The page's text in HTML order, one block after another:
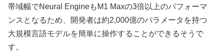
帯域幅でNeural EngineもM1 Maxの3倍以上のパフォーマ
ンスとなるため、開発者は約2,000億のパラメータを持つ
大規模言語モデルを簡単に操作することができるそうで
す。